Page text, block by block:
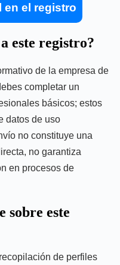
en el registro
este registro?
de la empresa de
completar un
básicos; estos
datos de uso
no constituye una
no garantiza
en procesos de
este
de perfiles